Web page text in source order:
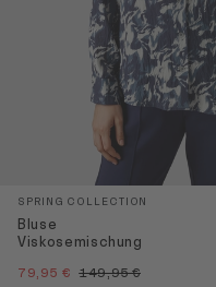
SPRING COLLECTION
Bluse
Viskosemischung
79,95 € 149,95 €